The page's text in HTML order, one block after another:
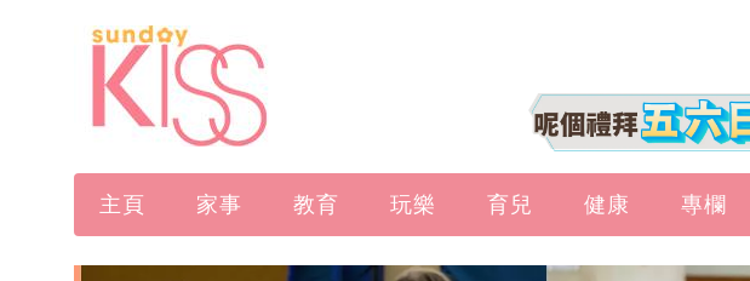
主頁 家事 教育 玩樂 育兒 健康 專欄